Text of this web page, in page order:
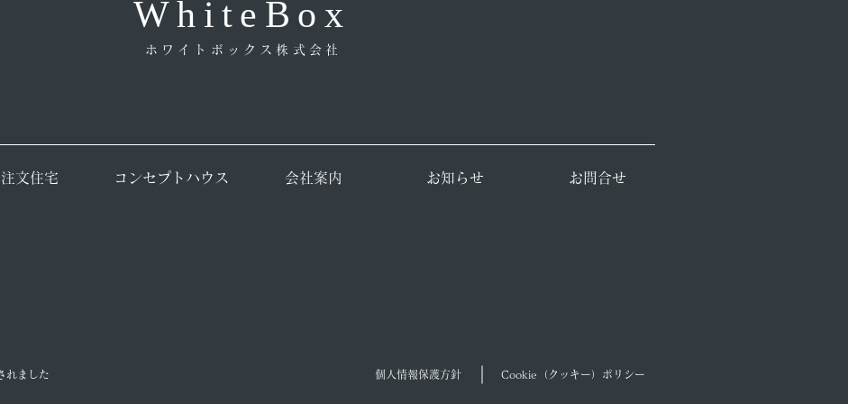
WhiteBox
ホワイトボックス株式会社
注文住宅 コンセプトハウス 会社案内 お知らせ お問合せ
れました 個人情報保護方針 Cookie（クッキー）ポリシー